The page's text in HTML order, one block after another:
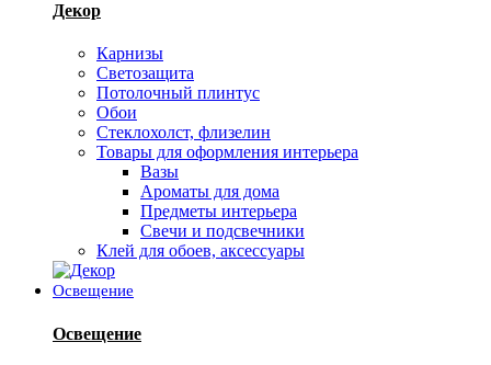
Декор
Карнизы
Светозащита
Потолочный плинтус
Обои
Стеклохолст, флизелин
Товары для оформления интерьера
Вазы
Ароматы для дома
Предметы интерьера
Свечи и подсвечники
Клей для обоев, аксессуары
Освещение
Освещение